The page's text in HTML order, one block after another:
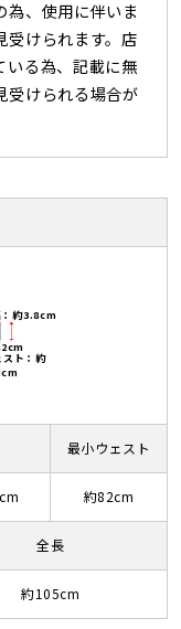
為、使用に伴いま
受けられます。店
いる為、記載に無
受けられる場合が
：約3.8cm
スト：約
最小ウェスト
約82cm
全長
約105cm